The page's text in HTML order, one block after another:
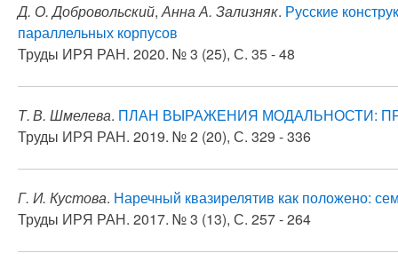
Д. О. Добровольский,Анна А. Зализняк. Русские
параллельных корпусов
Труды ИРЯ РАН. 2020. № 3 (25), С. 35 - 48
Т. В. Шмелева. ПЛАН ВЫРАЖЕНИЯ МОДАЛЬНОСТИ:
Труды ИРЯ РАН. 2019. № 2 (20), С. 329 - 336
Г. И. Кустова. Наречный квазирелятив как положено:
Труды ИРЯ РАН. 2017. № 3 (13), С. 257 - 264